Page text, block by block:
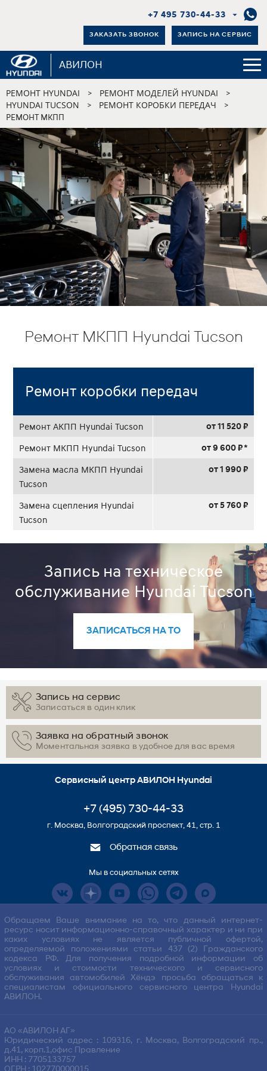
+7 495 730-44-33
ЗАКАЗАТЬ ЗВОНОК ЗАПИСЬ НА СЕРВИС
АВИЛОН
РЕМОНТ HYUNDAI > РЕМОНТ МОДЕЛЕЙ HYUNDAI >
HYUNDAI TUCSON > РЕМОНТ КОРОБКИ ПЕРЕДАЧ >
РЕМОНТ МКПП
Ремонт МКПП Hyundai Tucson
Ремонт коробки передач
Ремонт АКПП Hyundai Tucson от 11 520 ₽
Ремонт МКПП Hyundai Tucson от 9 600 ₽ *
Замена масла МКПП Hyundai
Tucson
от 1 990 ₽
Замена сцепления Hyundai
Tucson
от 5 760 ₽
Запись на техническое
обслуживание Hyundai Tucson
ЗАПИСАТЬСЯ НА ТО
Запись на сервис
Записаться в один клик
Заявка на обратный звонок
Моментальная заявка в удобное для вас время
Сервисный центр АВИЛОН Hyundai
+7 (495) 730-44-33
г. Москва, Волгоградский проспект, 41, стр. 1
Обратная связь
Мы в социальных сетях
Обращаем Ваше внимание на то, что данный интернет-
ресурс носит информационно-справочный характер и ни при
каких условиях не является публичной офертой,
определяемой положениями статьи 437 (2) Гражданского
кодекса РФ. Для получения подробной информации об
условиях и стоимости технического и сервисного
обслуживания автомобилей Хёндэ просьба обращаться к
специалистам официального сервисного центра Hyundai
АВИЛОН.
АО «АВИЛОН АГ»
Юридический адрес : 109316, г. Москва, Волгоградский пр.,
д.41, корп.1,офис Правление
ИНН : 7705133757